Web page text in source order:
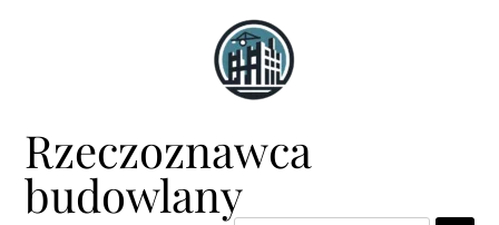
Rzeczoznawca
budowlany